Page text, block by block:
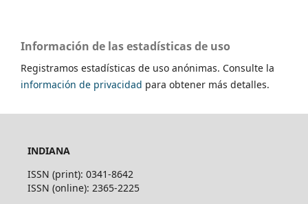
Información de las estadísticas de uso
Registramos estadísticas de uso anónimas. Consulte la
información de privacidad para obtener más detalles.
INDIANA
ISSN (print): 0341-8642
ISSN (online): 2365-2225